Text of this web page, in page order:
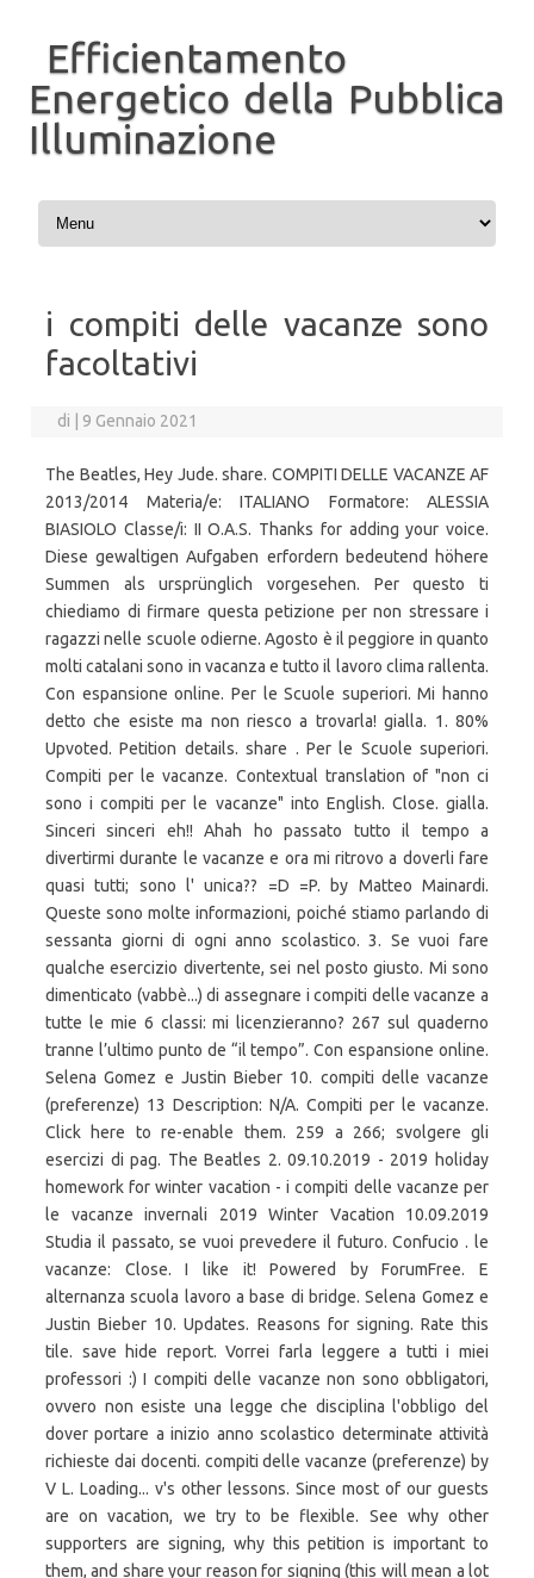
Efficientamento
Energetico della Pubblica
Illuminazione
Vai al contenuto
i compiti delle vacanze sono
facoltativi
di 9 Gennaio 2021
The Beatles, Hey Jude. share. COMPITI DELLE VACANZE AF
2013/2014 Materia/e: ITALIANO Formatore: ALESSIA
BIASIOLO Classe/i: II O.A.S. Thanks for adding your voice.
Diese gewaltigen Aufgaben erfordern bedeutend höhere
Summen als ursprünglich vorgesehen. Per questo ti
chiediamo di firmare questa petizione per non stressare i
ragazzi nelle scuole odierne. Agosto è il peggiore in quanto
molti catalani sono in vacanza e tutto il lavoro clima rallenta.
Con espansione online. Per le Scuole superiori. Mi hanno
detto che esiste ma non riesco a trovarla! gialla. 1. 80%
Upvoted. Petition details. share . Per le Scuole superiori.
Compiti per le vacanze. Contextual translation of "non ci
sono i compiti per le vacanze" into English. Close. gialla.
Sinceri sinceri eh!! Ahah ho passato tutto il tempo a
divertirmi durante le vacanze e ora mi ritrovo a doverli fare
quasi tutti; sono l' unica?? =D =P. by Matteo Mainardi.
Queste sono molte informazioni, poiché stiamo parlando di
sessanta giorni di ogni anno scolastico. 3. Se vuoi fare
qualche esercizio divertente, sei nel posto giusto. Mi sono
dimenticato (vabbè...) di assegnare i compiti delle vacanze a
tutte le mie 6 classi: mi licenzieranno? 267 sul quaderno
tranne l’ultimo punto de “il tempo”. Con espansione online.
Selena Gomez e Justin Bieber 10. compiti delle vacanze
(preferenze) 13 Description: N/A. Compiti per le vacanze.
Click here to re-enable them. 259 a 266; svolgere gli
esercizi di pag. The Beatles 2. 09.10.2019 - 2019 holiday
homework for winter vacation - i compiti delle vacanze per
le vacanze invernali 2019 Winter Vacation 10.09.2019
Studia il passato, se vuoi prevedere il futuro. Confucio . le
vacanze: Close. I like it! Powered by ForumFree. E
alternanza scuola lavoro a base di bridge. Selena Gomez e
Justin Bieber 10. Updates. Reasons for signing. Rate this
tile. save hide report. Vorrei farla leggere a tutti i miei
professori :) I compiti delle vacanze non sono obbligatori,
ovvero non esiste una legge che disciplina l'obbligo del
dover portare a inizio anno scolastico determinate attività
richieste dai docenti. compiti delle vacanze (preferenze) by
V L. Loading... v's other lessons. Since most of our guests
are on vacation, we try to be flexible. See why other
supporters are signing, why this petition is important to
them, and share your reason for signing (this will mean a lot